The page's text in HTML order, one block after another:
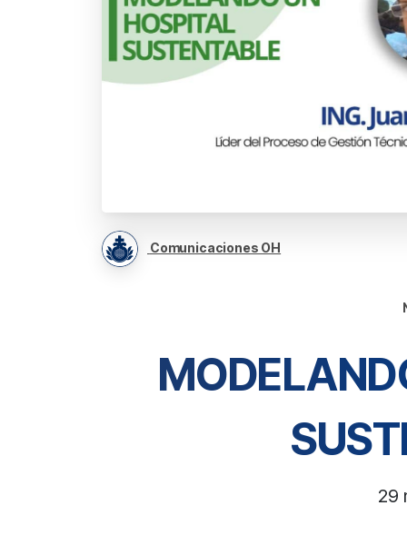
Comunicaciones OH
29